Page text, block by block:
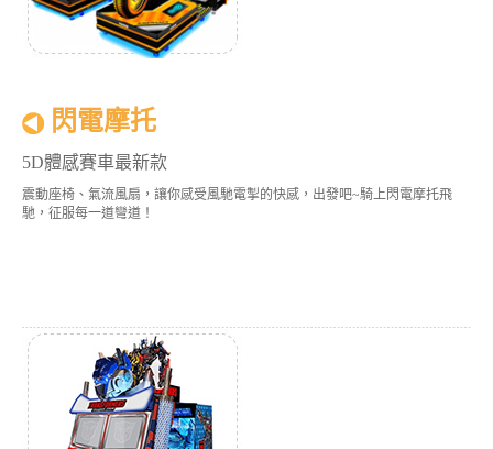
閃電摩托
5D體感賽車最新款
震動座椅、氣流風扇，讓你感受風馳電掣的快感，出發吧~騎上閃電摩托飛
馳，征服每一道彎道！